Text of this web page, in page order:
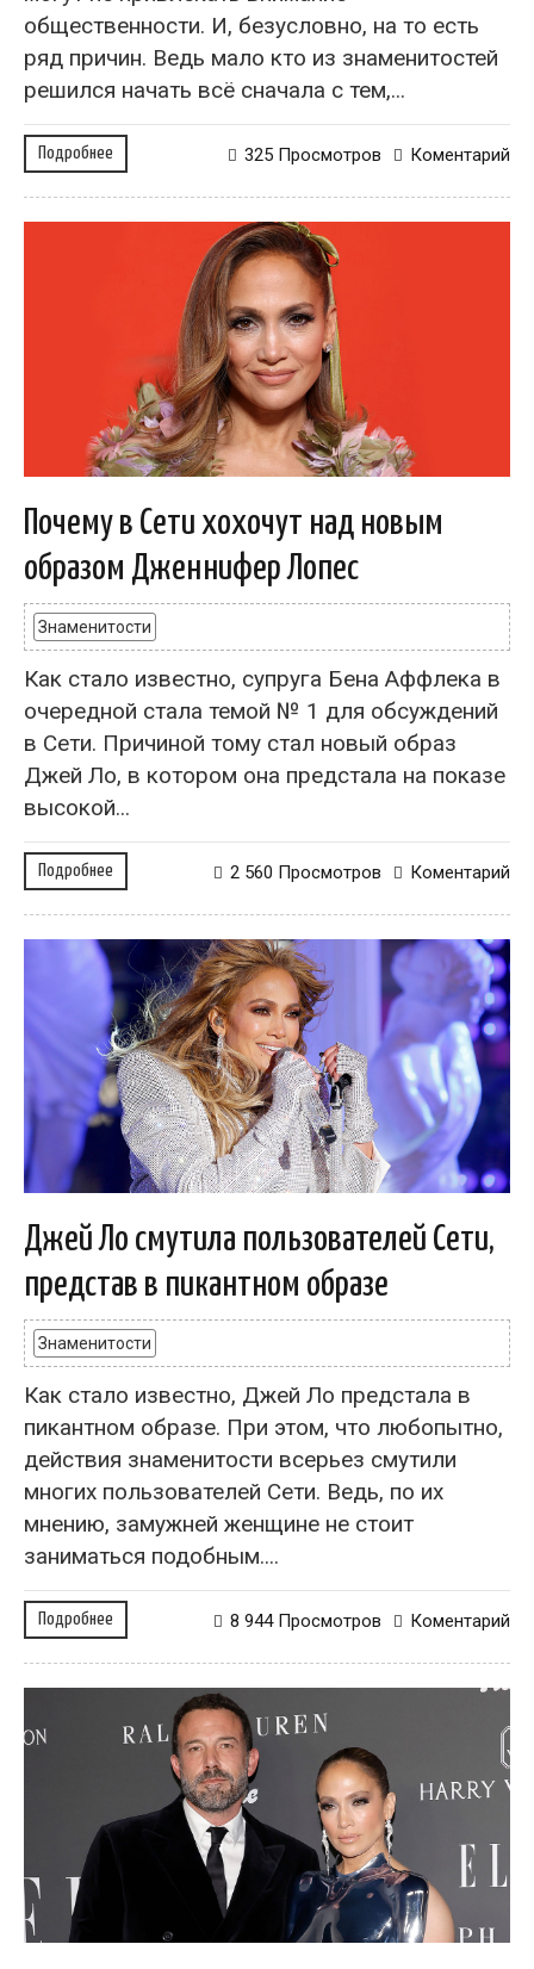
общественности. И, безусловно, на то есть
ряд причин. Ведь мало кто из знаменитостей
решился начать всё сначала с тем,...
Подробнее Коментарий
325 Просмотров
Почему в Сети хохочут над новым
образом Дженнифер Лопес
Знаменитости
Как стало известно, супруга Бена Аффлека в
очередной стала темой № 1 для обсуждений
в Сети. Причиной тому стал новый образ
Джей Ло, в котором она предстала на показе
высокой...
Подробнее Коментарий
2 560 Просмотров
Джей Ло смутила пользователей Сети,
представ в пикантном образе
Знаменитости
Как стало известно, Джей Ло предстала в
пикантном образе. При этом, что любопытно,
действия знаменитости всерьез смутили
многих пользователей Сети. Ведь, по их
мнению, замужней женщине не стоит
заниматься подобным....
Подробнее Коментарий
8 944 Просмотров